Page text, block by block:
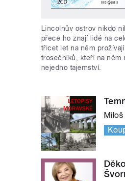
Lincolnův ostrov nikdo
přece ho znají lidé na
třicet let na něm
trosečníků, kteří na něm
nejedno tajemství.